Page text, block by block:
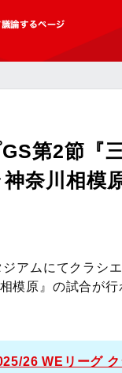
するペ
第2節『
奈川相模
アムにてクラシ
模原』の試合が行
26 WEリーグ